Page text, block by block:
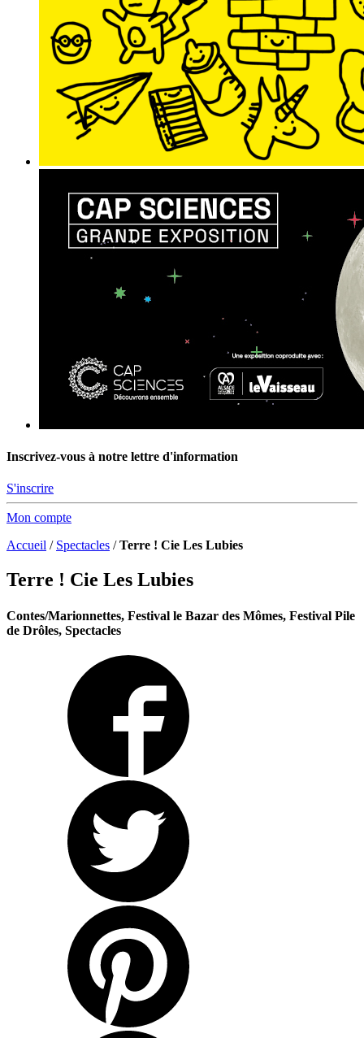
Inscrivez-vous à notre lettre d'information
S'inscrire
Mon compte
Accueil / Spectacles /Terre ! Cie Les Lubies
Terre ! Cie Les Lubies
Contes/Marionnettes, Festival le Bazar des Mômes, Festival Pile
de Drôles, Spectacles